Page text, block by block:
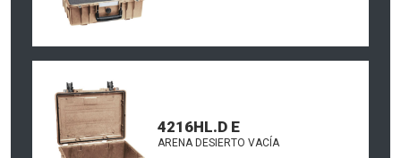
4216HL.D E
ARENA DESIERTO VACÍA